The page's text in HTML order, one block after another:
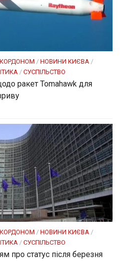
/ НОВИНИ КИЄВА /
/ СУСПІЛЬСТВО
ракет Tomahawk для
/ НОВИНИ КИЄВА /
/ СУСПІЛЬСТВО
про статус після березня